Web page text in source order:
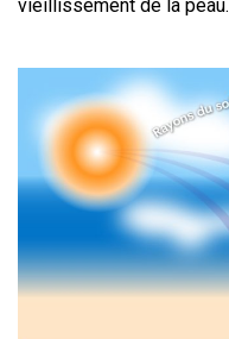
vieillissement de la peau.